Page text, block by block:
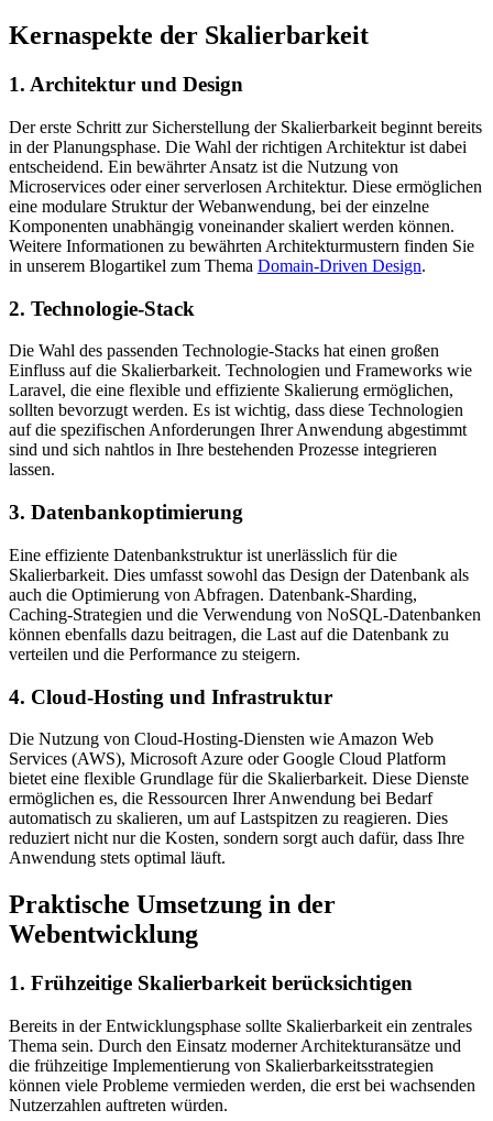
Kernaspekte der Skalierbarkeit
1. Architektur und Design
Der erste Schritt zur Sicherstellung der Skalierbarkeit beginnt bereits
in der Planungsphase. Die Wahl der richtigen Architektur ist dabei
entscheidend. Ein bewährter Ansatz ist die Nutzung von
Microservices oder einer serverlosen Architektur. Diese ermöglichen
eine modulare Struktur der Webanwendung, bei der einzelne
Komponenten unabhängig voneinander skaliert werden können.
Weitere Informationen zu bewährten Architekturmustern finden Sie
in unserem Blogartikel zum Thema Domain-Driven Design.
2. Technologie-Stack
Die Wahl des passenden Technologie-Stacks hat einen großen
Einfluss auf die Skalierbarkeit. Technologien und Frameworks wie
Laravel, die eine flexible und effiziente Skalierung ermöglichen,
sollten bevorzugt werden. Es ist wichtig, dass diese Technologien
auf die spezifischen Anforderungen Ihrer Anwendung abgestimmt
sind und sich nahtlos in Ihre bestehenden Prozesse integrieren
lassen.
3. Datenbankoptimierung
Eine effiziente Datenbankstruktur ist unerlässlich für die
Skalierbarkeit. Dies umfasst sowohl das Design der Datenbank als
auch die Optimierung von Abfragen. Datenbank-Sharding,
Caching-Strategien und die Verwendung von NoSQL-Datenbanken
können ebenfalls dazu beitragen, die Last auf die Datenbank zu
verteilen und die Performance zu steigern.
4. Cloud-Hosting und Infrastruktur
Die Nutzung von Cloud-Hosting-Diensten wie Amazon Web
Services (AWS), Microsoft Azure oder Google Cloud Platform
bietet eine flexible Grundlage für die Skalierbarkeit. Diese Dienste
ermöglichen es, die Ressourcen Ihrer Anwendung bei Bedarf
automatisch zu skalieren, um auf Lastspitzen zu reagieren. Dies
reduziert nicht nur die Kosten, sondern sorgt auch dafür, dass Ihre
Anwendung stets optimal läuft.
Praktische Umsetzung in der
Webentwicklung
1. Frühzeitige Skalierbarkeit berücksichtigen
Bereits in der Entwicklungsphase sollte Skalierbarkeit ein zentrales
Thema sein. Durch den Einsatz moderner Architekturansätze und
die frühzeitige Implementierung von Skalierbarkeitsstrategien
können viele Probleme vermieden werden, die erst bei wachsenden
Nutzerzahlen auftreten würden.